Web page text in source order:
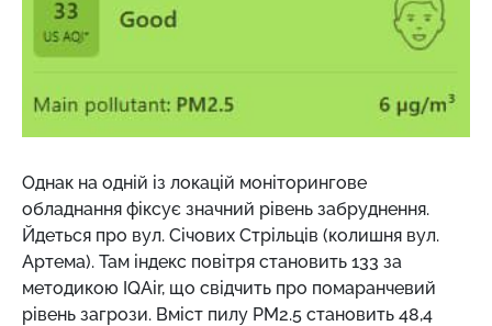
Однак на одній із локацій моніторингове
обладнання фіксує значний рівень забруднення.
Йдеться про вул. Січових Стрільців (колишня вул.
Артема). Там індекс повітря становить 133 за
методикою IQAir, що свідчить про помаранчевий
рівень загрози. Вміст пилу РМ2.5 становить 48,4